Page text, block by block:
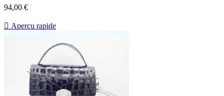
94,00 €
 Aperçu rapide